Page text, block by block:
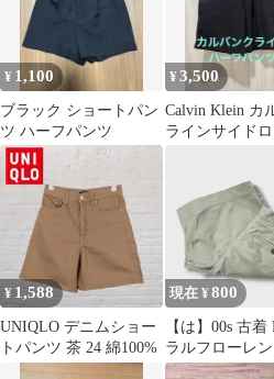
¥ 1,100
ブラック ショートパン
ツ ハーフパンツ
¥3,500
Calvin Klein カ
ラインサイド
¥ 1,588
UNIQLO デニムショー
トパンツ 茶 24 綿100%
現在 ¥800
【は】00s 古着
ラルフローレ
ン ショートパ